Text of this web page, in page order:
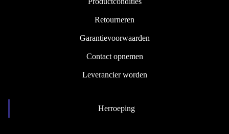
Retourneren
Garantievoorwaarden
Contact opnemen
Leverancier worden
Herroeping